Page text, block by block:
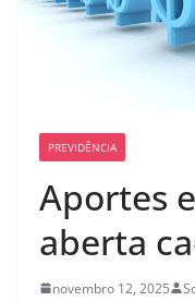
PREVIDÊNCIA
Aportes
aberta
novembro 12, 2025